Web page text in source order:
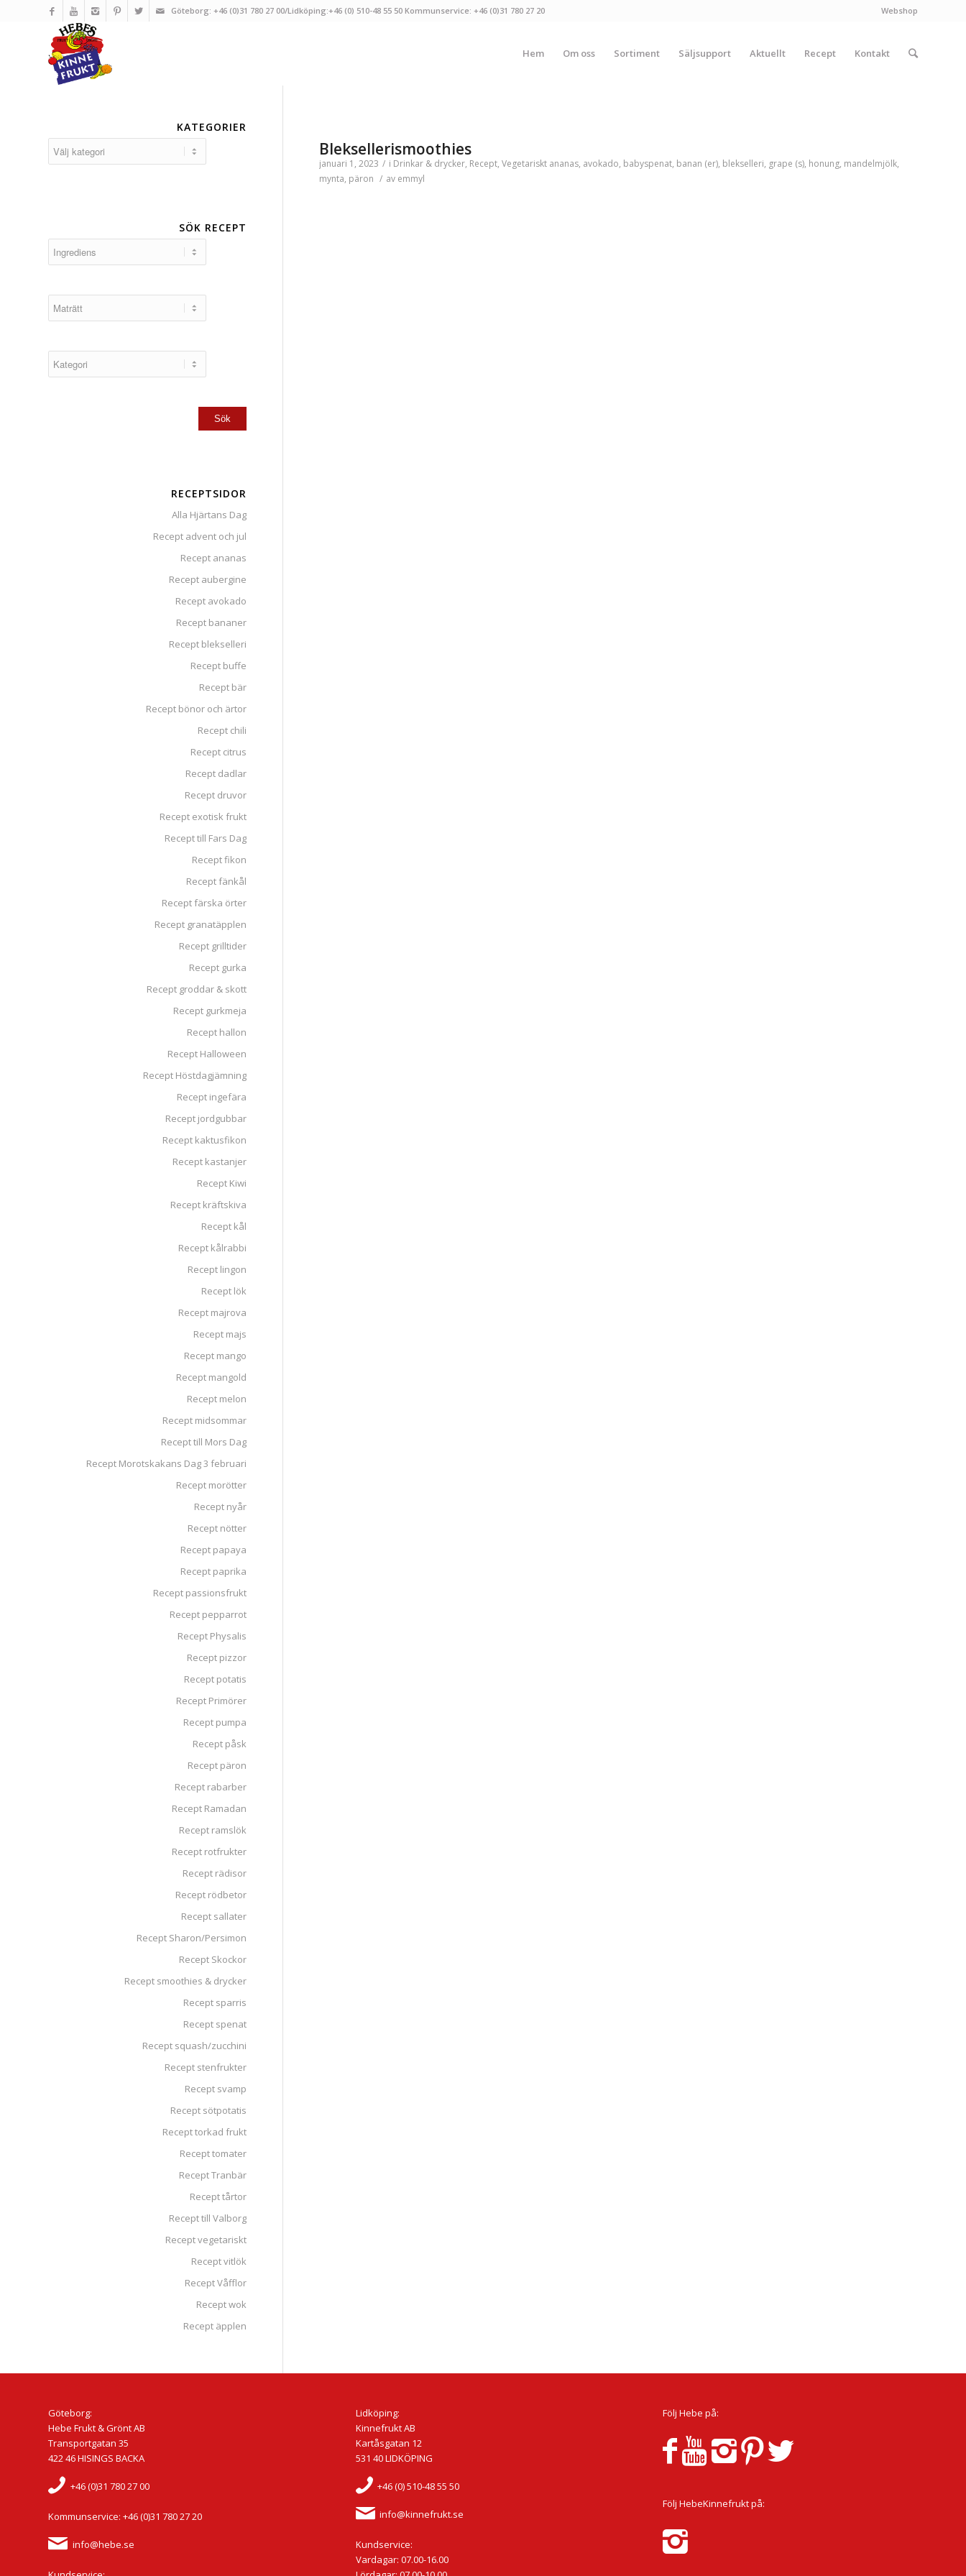
Webshop
Göteborg: +46 (0)31 780 27 00/Lidköping:+46 (0) 510-48 55 50 Kommunservice: +46 (0)31 780 27 20
Hem Om oss Sortiment Säljsupport Aktuellt Recept Kontakt
Bleksellerismoothies
januari 1, 2023 / i Drinkar & drycker, Recept, Vegetariskt ananas, avokado, babyspenat, banan (er), blekselleri, grape (s), honung, mandelmjölk,
mynta, päron / av emmyl
KATEGORIER
SÖK RECEPT
RECEPTSIDOR
Alla Hjärtans Dag
Recept advent och jul
Recept ananas
Recept aubergine
Recept avokado
Recept bananer
Recept blekselleri
Recept buffe
Recept bär
Recept bönor och ärtor
Recept chili
Recept citrus
Recept dadlar
Recept druvor
Recept exotisk frukt
Recept till Fars Dag
Recept fikon
Recept fänkål
Recept färska örter
Recept granatäpplen
Recept grilltider
Recept gurka
Recept groddar & skott
Recept gurkmeja
Recept hallon
Recept Halloween
Recept Höstdagjämning
Recept ingefära
Recept jordgubbar
Recept kaktusfikon
Recept kastanjer
Recept Kiwi
Recept kräftskiva
Recept kål
Recept kålrabbi
Recept lingon
Recept lök
Recept majrova
Recept majs
Recept mango
Recept mangold
Recept melon
Recept midsommar
Recept till Mors Dag
Recept Morotskakans Dag 3 februari
Recept morötter
Recept nyår
Recept nötter
Recept papaya
Recept paprika
Recept passionsfrukt
Recept pepparrot
Recept Physalis
Recept pizzor
Recept potatis
Recept Primörer
Recept pumpa
Recept påsk
Recept päron
Recept rabarber
Recept Ramadan
Recept ramslök
Recept rotfrukter
Recept rädisor
Recept rödbetor
Recept sallater
Recept Sharon/Persimon
Recept Skockor
Recept smoothies & drycker
Recept sparris
Recept spenat
Recept squash/zucchini
Recept stenfrukter
Recept svamp
Recept sötpotatis
Recept torkad frukt
Recept tomater
Recept Tranbär
Recept tårtor
Recept till Valborg
Recept vegetariskt
Recept vitlök
Recept Våfflor
Recept wok
Recept äpplen
Göteborg:
Hebe Frukt & Grönt AB
Transportgatan 35
422 46 HISINGS BACKA
+46 (0)31 780 27 00
Kommunservice: +46 (0)31 780 27 20
info@hebe.se
Lidköping:
Kinnefrukt AB
Kartåsgatan 12
531 40 LIDKÖPING
+46 (0) 510-48 55 50
info@kinnefrukt.se
Kundservice:
Vardagar: 07.00-16.00
Följ Hebe på:
Följ HebeKinnefrukt på: